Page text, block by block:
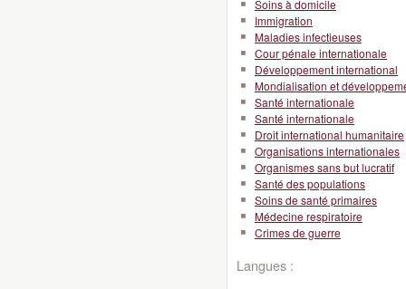
Soins à domicile
Immigration
Maladies infectieuses
Cour pénale internationale
Développement international
Mondialisation et
Santé internationale
Santé internationale
Droit international humanitaire
Organisations internationales
Organismes sans but lucratif
Santé des populations
Soins de santé primaires
Médecine respiratoire
Crimes de guerre
Langues :